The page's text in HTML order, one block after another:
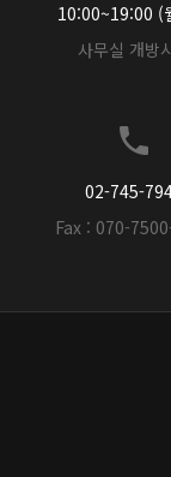
10:00~19:00 (
사무실 개방
02-745-
Fax : 070-